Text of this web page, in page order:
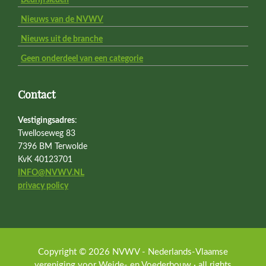
Nieuws van de NVWV
Nieuws uit de branche
Geen onderdeel van een categorie
Contact
Vestigingsadres:
Twelloseweg 83
7396 BM Terwolde
KvK 40123701
INFO@NVWV.NL
privacy policy
Copyright © 2026 NVWV - Nederlands-Vlaamse